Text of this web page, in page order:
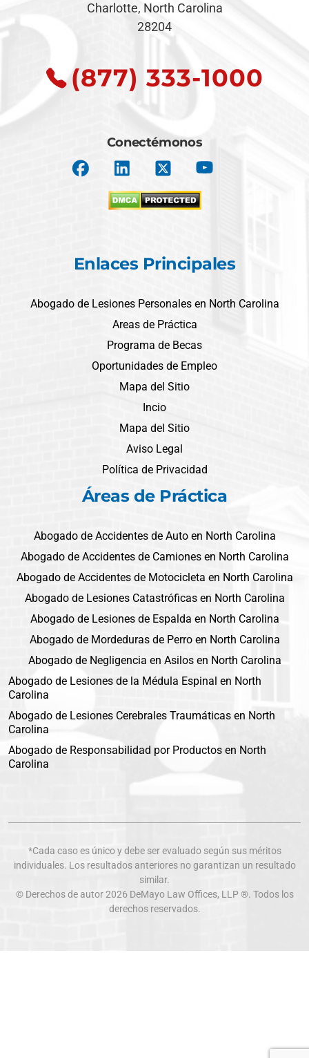
Charlotte, North Carolina
28204
(877) 333-1000
Conectémonos
Enlaces Principales
Abogado de Lesiones Personales en North Carolina
Areas de Práctica
Programa de Becas
Oportunidades de Empleo
Mapa del Sitio
Incio
Mapa del Sitio
Aviso Legal
Política de Privacidad
Áreas de Práctica
Abogado de Accidentes de Auto en North Carolina
Abogado de Accidentes de Camiones en North Carolina
Abogado de Accidentes de Motocicleta en North Carolina
Abogado de Lesiones Catastróficas en North Carolina
Abogado de Lesiones de Espalda en North Carolina
Abogado de Mordeduras de Perro en North Carolina
Abogado de Negligencia en Asilos en North Carolina
Abogado de Lesiones de la Médula Espinal en North
Carolina
Abogado de Lesiones Cerebrales Traumáticas en North
Carolina
Abogado de Responsabilidad por Productos en North
Carolina
*Cada caso es único y debe ser evaluado según sus méritos
individuales. Los resultados anteriores no garantizan un resultado
similar.
© Derechos de autor 2026 DeMayo Law Offices, LLP ®. Todos los
derechos reservados.